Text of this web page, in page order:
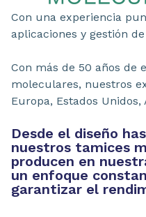
Con una experiencia
aplicaciones y gestión
Con más de 50 años de
moleculares, nuestros
Europa, Estados Unidos,
Desde el diseño
nuestros tamices
producen en
un enfoque
garantizar el